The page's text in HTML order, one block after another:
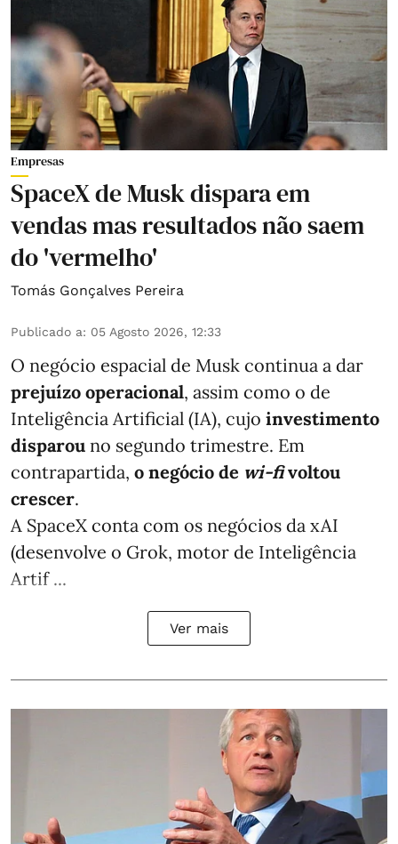
Empresas
SpaceX de Musk dispara em
vendas mas resultados não saem
do 'vermelho'
Tomás Gonçalves Pereira
Publicado a: 05 Agosto 2026, 12:33
O negócio espacial de Musk continua a dar
prejuízo operacional, assim como o de
Inteligência Artificial (IA), cujo investimento
disparou no segundo trimestre. Em
contrapartida, o negócio de wi-fivoltou
crescer.
A SpaceX conta com os negócios da xAI
(desenvolve o Grok, motor de Inteligência
Artif ...
Ver mais